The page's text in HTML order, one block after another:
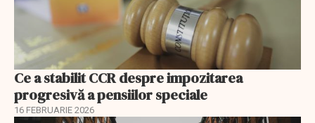
Ce a stabilit CCR despre impozitarea
progresivă a pensiilor speciale
16 FEBRUARIE 2026